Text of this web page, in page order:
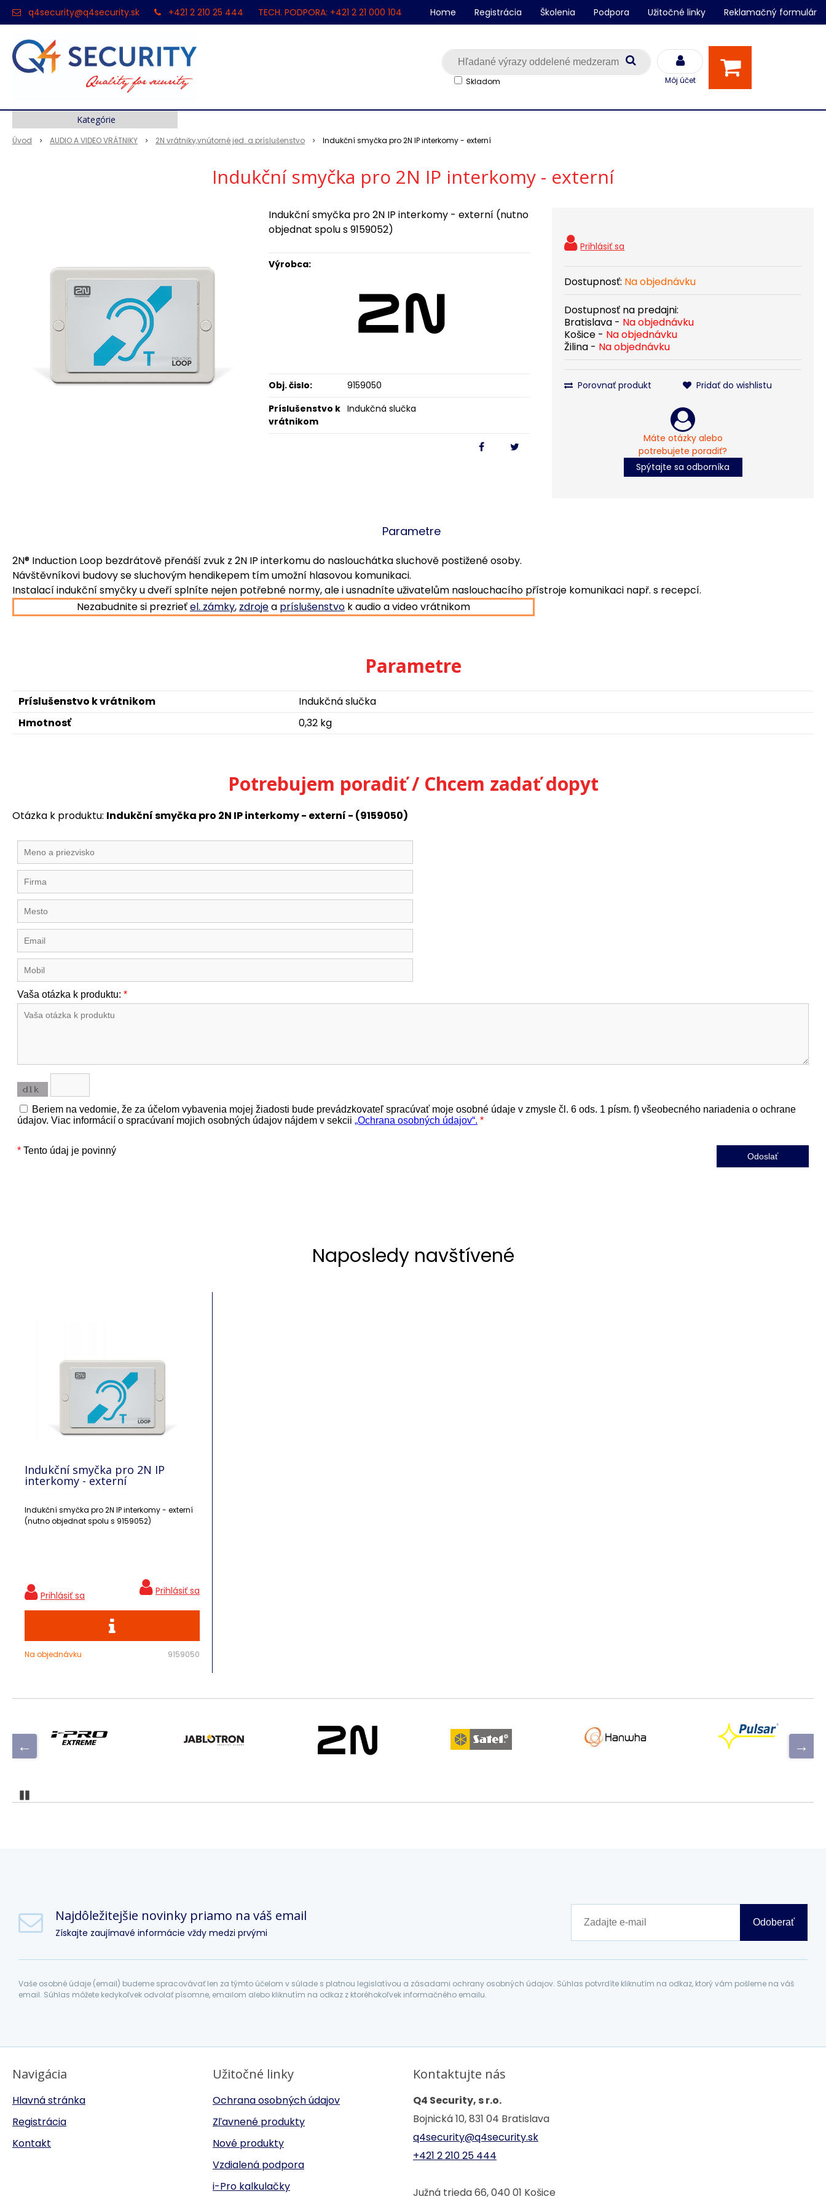
q4security@q4security.sk +421 2 210 25 444 TECH. PODPORA: +421 2 21 000 104
Môj účet
Skladom
Home Registrácia Školenia Podpora Užitočné linky Reklamačný formulár
Úvod AUDIO A VIDEO VRÁTNIKY 2N vrátniky,vnútorné jed. a príslušenstvo Indukční smyčka pro 2N IP interkomy - externí
Indukční smyčka pro 2N IP interkomy - externí
Dostupnosť: Na objednávku
Dostupnosť na predajni:
Bratislava - Na objednávku
Košice - Na objednávku
Žilina - Na objednávku
Porovnať produkt Pridať do wishlistu
Máte otázky alebo
potrebujete poradiť?
Spýtajte sa odborníka
Indukční smyčka pro 2N IP interkomy - externí (nutno
objednat spolu s 9159052)
Výrobca:
Obj. čislo:
9159050
Príslušenstvo k
vrátnikom
Indukčná slučka
Parametre
2N® Induction Loop bezdrátově přenáší zvuk z 2N IP interkomu do naslouchátka sluchově postižené osoby.
Návštěvníkovi budovy se sluchovým hendikepem tím umožní hlasovou komunikaci.
Instalací indukční smyčky u dveří splníte nejen potřebné normy, ale i usnadníte uživatelům naslouchacího přístroje komunikaci např. s recepcí.
Nezabudnite si prezrieťel. zámky, zdrojea príslušenstvo k audio a video vrátnikom
Parametre
Príslušenstvo k vrátnikom
Indukčná slučka
Hmotnosť
0,32 kg
Potrebujem poradiť / Chcem zadať dopyt
Otázka k produktu: Indukční smyčka pro 2N IP interkomy - externí - (9159050)
Naposledy navštívené
Indukční smyčka pro 2N IP
interkomy - externí
Indukční smyčka pro 2N IP interkomy - externí
(nutno objednat spolu s 9159052)
Na objednávku 9159050
Kategórie
Najdôležitejšie novinky priamo na váš email
Získajte zaujímavé informácie vždy medzi prvými
Odoberať
Vaše osobné údaje (email) budeme spracovávať len za týmto účelom v súlade s platnou legislatívou a zásadami ochrany osobných údajov. Súhlas potvrdíte kliknutím na odkaz, ktorý vám pošleme na váš
email. Súhlas môžete kedykoľvek odvolať písomne, emailom alebo kliknutím na odkaz z ktoréhokoľvek informačného emailu.
Navigácia
Hlavná stránka
Registrácia
Kontakt
Užitočné linky
Ochrana osobných údajov
Zľavnené produkty
Nové produkty
Vzdialená podpora
i-Pro kalkulačky
Kontaktujte nás
Q4 Security, s r.o.
Bojnická 10, 831 04 Bratislava
q4security@q4security.sk
+421 2 210 25 444
Južná trieda 66, 040 01 Košice